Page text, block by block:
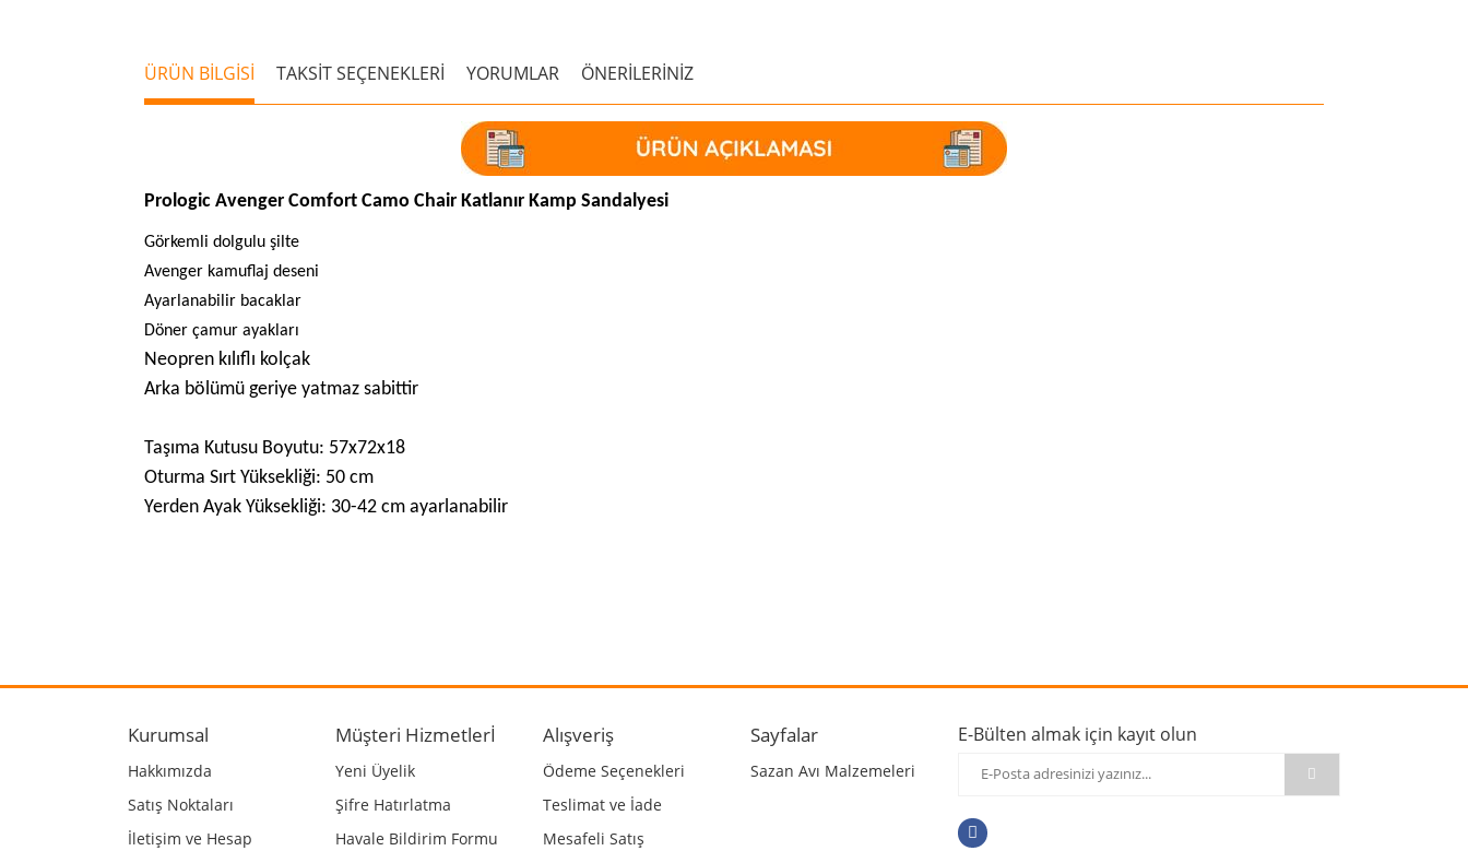
ÜRÜN BİLGİSİ TAKSİT SEÇENEKLERİ YORUMLAR ÖNERİLERİNİZ
Prologic Avenger Comfort Camo Chair Katlanır Kamp Sandalyesi
Görkemli dolgulu şilte
Avenger kamuflaj deseni
Ayarlanabilir bacaklar
Döner çamur ayakları
Neopren kılıflı kolçak
Arka bölümü geriye yatmaz sabittir
Taşıma Kutusu Boyutu: 57x72x18
Oturma Sırt Yüksekliği: 50 cm
Yerden Ayak Yüksekliği: 30-42 cm ayarlanabilir
Ürün resmi kalitesiz, bozuk veya görüntülenemiyor.
Ürün bilgilerinde hatalar bulunuyor.
Ürün fiyatı diğer sitelerden daha pahalı.
Bu ürüne benzer farklı alternatifler olmalı.
Kurumsal
Hakkımızda
Satış Noktaları
İletişim ve Hesap
Müşteri Hizmetlerİ
Yeni Üyelik
Şifre Hatırlatma
Havale Bildirim Formu
Alışveriş
Ödeme Seçenekleri
Teslimat ve İade
Mesafeli Satış
Sayfalar
Sazan Avı Malzemeleri
E-Bülten almak için kayıt olun